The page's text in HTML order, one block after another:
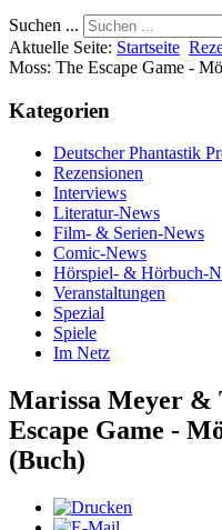
Suchen ...
Aktuelle Seite: Startseite
Moss: The Escape Game -
Kategorien
Deutscher Phantastik
Rezensionen
Interviews
Literatur-News
Film- & Serien-News
Comic-News
Hörspiel- & Hörbuch-
Veranstaltungen
Spezial
Spiele
Im Netz
Marissa Meyer &
Escape Game -
(Buch)